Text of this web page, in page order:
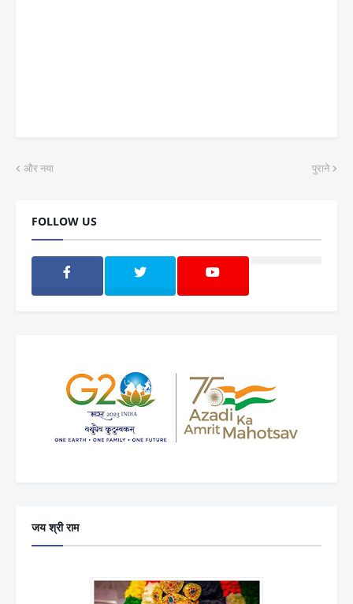
और नया पुराने
FOLLOW US
जय श्री राम